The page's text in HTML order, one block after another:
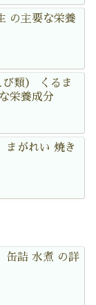
の主要な栄養
び類） くるま
栄養成分
まがれい 焼き
缶詰 水煮 の詳